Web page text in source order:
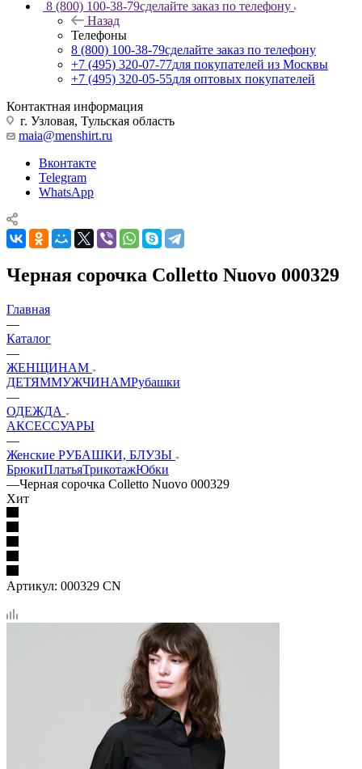
8 (800) 100-38-79сделайте заказ по телефону
Назад
Телефоны
8 (800) 100-38-79сделайте заказ по телефону
+7 (495) 320-07-77для покупателей из Москвы
+7 (495) 320-05-55для оптовых покупателей
Контактная информация
г. Узловая, Тульская область
maia@menshirt.ru
Вконтакте
Telegram
WhatsApp
Черная сорочка Colletto Nuovo 000329
Главная
—
Каталог
—
ЖЕНЩИНАМ
ДЕТЯММУЖЧИНАМРубашки
—
ОДЕЖДА
АКСЕССУАРЫ
—
Женские РУБАШКИ, БЛУЗЫ
БрюкиПлатьяТрикотажЮбки
—Черная сорочка Colletto Nuovo 000329
Хит
Артикул: 000329 CN